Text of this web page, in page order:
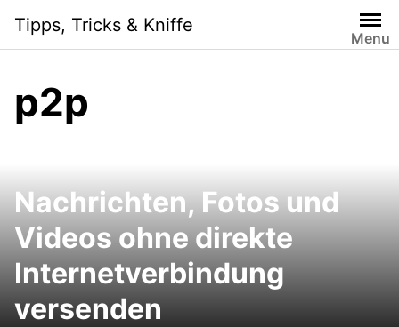
content
Tipps, Tricks & Kniffe
Menu
p2p
Nachrichten, Fotos und
Videos ohne direkte
Internetverbindung
versenden